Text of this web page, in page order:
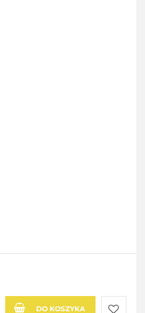
DO KOSZYKA